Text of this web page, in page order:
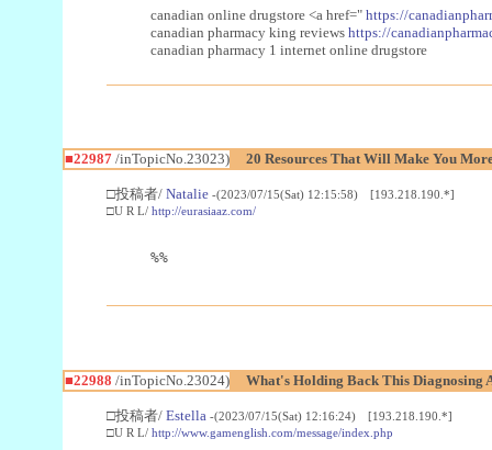
canadian online drugstore <a href=" https://
canadian pharmacy king reviews https://
canadian pharmacy 1 internet online drugstore
■22987/inTopicNo.23023) 20 Resources That Will Make You
□投稿者/ Natalie -(2023/07/15(Sat) 12:15:58) [193.218.190.*]
□U R L/ http://eurasiaaz.com/
%%
■22988 /inTopicNo.23024) What's Holding Back This Diagnosing
□投稿者/ Estella -(2023/07/15(Sat) 12:16:24) [193.218.190.*]
□U R L/ http://www.gamenglish.com/message/index.php